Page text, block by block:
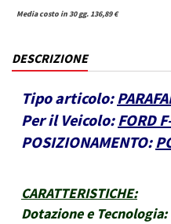
Media costo in 30 gg. 136,89 €
DESCRIZIONE
Tipo articolo:
Per il Veicolo: FORD
POSIZIONAMENTO:
CARATTERISTICHE:
Dotazione e Tecnologia: